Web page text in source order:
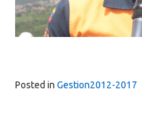
Posted in Gestion2012-2017